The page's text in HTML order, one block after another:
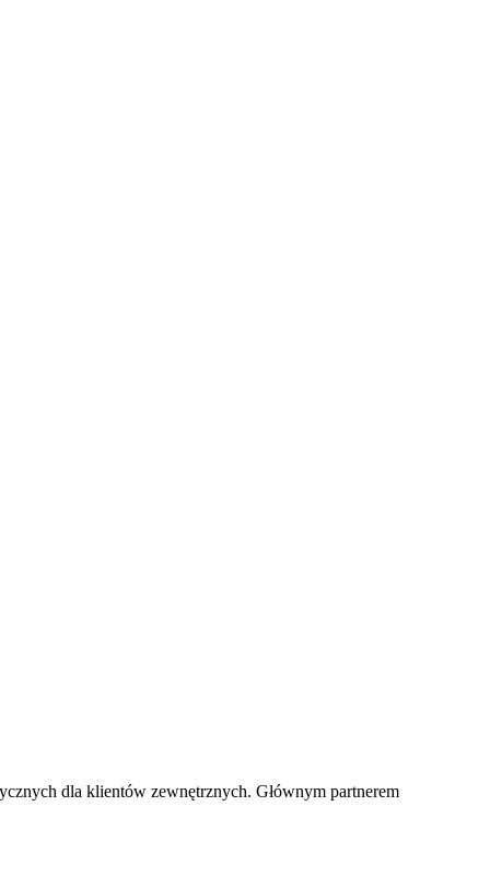
dla klientów zewnętrznych. Głównym partnerem